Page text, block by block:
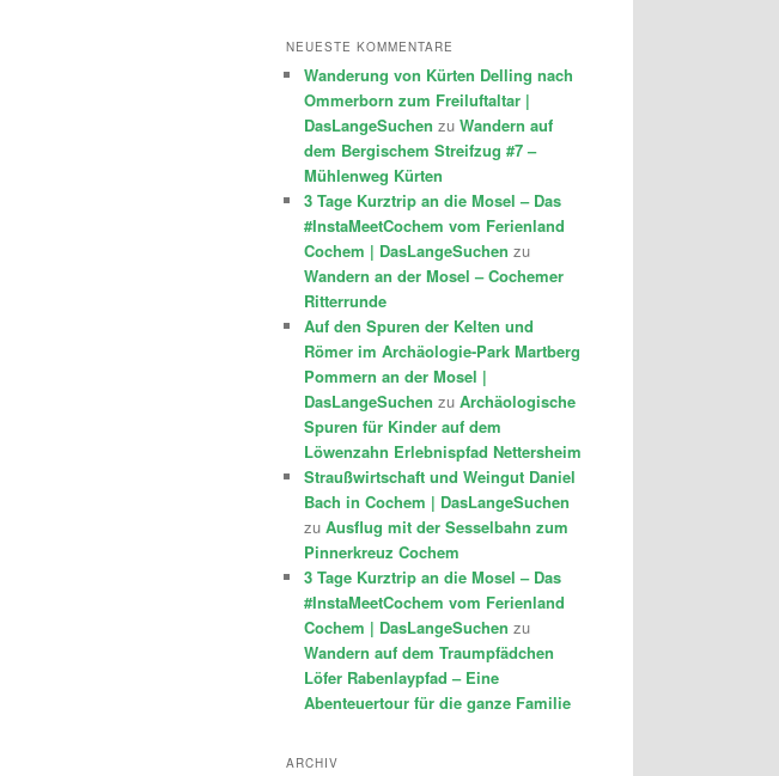
NEUESTE KOMMENTARE
Wanderung von Kürten Delling nach
Ommerborn zum Freiluftaltar |
DasLangeSuchen zu Wandern auf
dem Bergischem Streifzug #7 –
Mühlenweg Kürten
3 Tage Kurztrip an die Mosel – Das
#InstaMeetCochem vom Ferienland
Cochem | DasLangeSuchen zu
Wandern an der Mosel – Cochemer
Ritterrunde
Auf den Spuren der Kelten und
Römer im Archäologie-Park Martberg
Pommern an der Mosel |
DasLangeSuchen zu Archäologische
Spuren für Kinder auf dem
Löwenzahn Erlebnispfad Nettersheim
Straußwirtschaft und Weingut Daniel
Bach in Cochem | DasLangeSuchen
zu Ausflug mit der Sesselbahn zum
Pinnerkreuz Cochem
3 Tage Kurztrip an die Mosel – Das
#InstaMeetCochem vom Ferienland
Cochem | DasLangeSuchen zu
Wandern auf dem Traumpfädchen
Löfer Rabenlaypfad – Eine
Abenteuertour für die ganze Familie
ARCHIV